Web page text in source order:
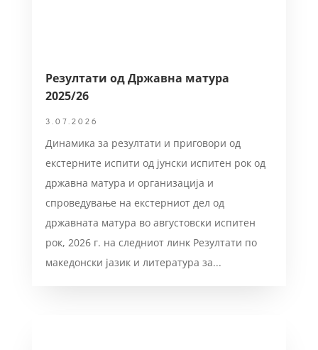
Резултати од Државна матура
2025/26
3.07.2026
Динамика за резултати и приговори од
екстерните испити од јунски испитен рок од
државна матура и организација и
спроведување на екстерниот дел од
државната матура во августовски испитен
рок, 2026 г. на следниот линк Резултати по
македонски јазик и литература за...